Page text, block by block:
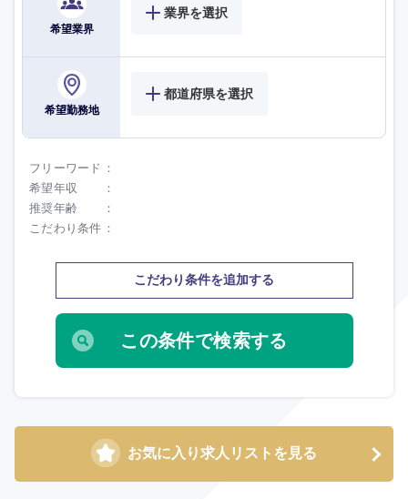
希望業界
業界を選択
希望勤務地
都道府県を選択
フリーワード
希望年収
推奨年齢
こだわり条件
こだわり条件を追加する
お気に入り求人リストを見る
鹿児島県